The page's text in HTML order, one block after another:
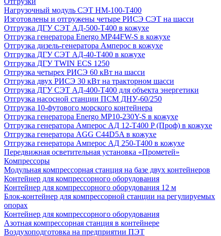
Нагрузочный модуль СЭТ НМ-100-Т400
Изготовлены и отгружены четыре РИСЭ СЭТ на шасси
Отгрузка ДГУ СЭТ АД-500-Т400 в кожухе
Отгрузка генератора Energo MP44FW-S в кожухе
Отгрузка дизель-генератора Амперос в кожухе
Отгрузка ДГУ СЭТ АД-40-Т400 в кожухе
Отгрузка ДГУ TWIN ECS 1250
Отгрузка четырех РИСЭ 60 кВт на шасси
Отгрузка двух РИСЭ 30 кВт на тракторном шасси
Отгрузка ДГУ СЭТ АД-400-Т400 для объекта энергетики
Отгрузка насосной станции ПСМ ДНУ-60/250
Отгрузка 10-футового морского контейнера
Отгрузка генератора Energo MP10-230Y-S в кожухе
Отгрузка генератора Амперос АД 12-Т400 P (Проф) в кожухе
Отгрузка генератора AGG C44D5A в кожухе
Отгрузка генератора Амперос АД 250-Т400 в кожухе
Передвижная осветительная установка «Прометей»
Компрессоры
Модульная компрессорная станция на базе двух контейнеров
Контейнер для компрессорного оборудования
Контейнер для компрессорного оборудования 12 м
Блок-контейнер для компрессорной станции на регулируемых
опорах
Контейнер для компрессорного оборудования
Азотная компрессорная станция в контейнере
Воздухоподготовка на предприятии ПЭТ